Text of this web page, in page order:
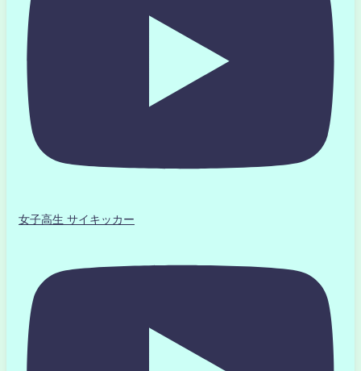
女子高生 サイキッカー